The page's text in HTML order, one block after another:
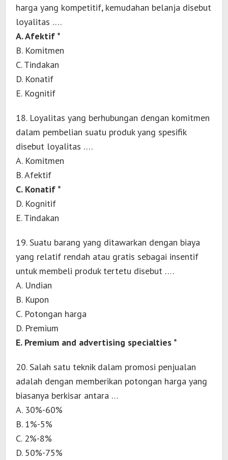
harga yang kompetitif, kemudahan belanja disebut
loyalitas ….
A. Afektif *
B. Komitmen
C. Tindakan
D. Konatif
E. Kognitif
18. Loyalitas yang berhubungan dengan komitmen
dalam pembelian suatu produk yang spesifik
disebut loyalitas ….
A. Komitmen
B. Afektif
C. Konatif *
D. Kognitif
E. Tindakan
19. Suatu barang yang ditawarkan dengan biaya
yang relatif rendah atau gratis sebagai insentif
untuk membeli produk tertetu disebut ….
A. Undian
B. Kupon
C. Potongan harga
D. Premium
E. Premium and advertising specialties *
20. Salah satu teknik dalam promosi penjualan
adalah dengan memberikan potongan harga yang
biasanya berkisar antara …
A. 30%-60%
B. 1%-5%
C. 2%-8%
D. 50%-75%